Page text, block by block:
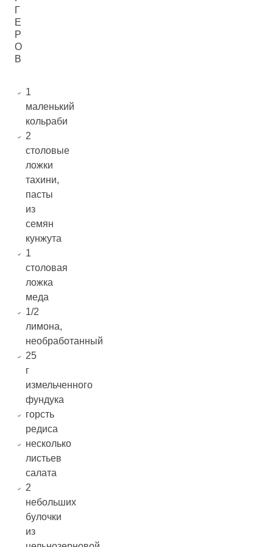
Г
Е
Р
О
В
1
маленький
кольраби
2
столовые
ложки
тахини,
пасты
из
семян
кунжута
1
столовая
ложка
меда
1/2
лимона,
необработанный
25
г
измельченного
фундука
горсть
редиса
несколько
листьев
салата
2
небольших
булочки
из